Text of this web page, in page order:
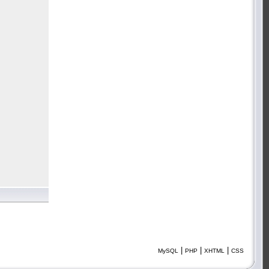
MySQL | PHP | XHTML | CSS